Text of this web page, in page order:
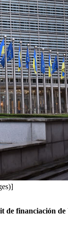
financiación